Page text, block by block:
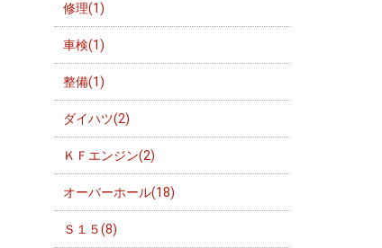
修理(1)
車検(1)
整備(1)
ダイハツ(2)
ＫＦエンジン(2)
オーバーホール(18)
Ｓ１５(8)